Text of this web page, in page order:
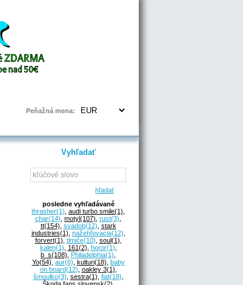
Peňažná mena:
Vyhľadať
hľadať
posledne vyhľadávané
thrasher(1) audi turbo smile(1)
char(14) motyl(107) rust(3)
tt(154) svadob(12) stark
industries(1) nažehľovacia(12)
forvert(1) tlmiče(10) soul(1)
kalen(1) 161(2) horor(1)
b_s(108) Philadelphia(1)
Yo(54) aur(6) kulturi(18) baby
on board(12) oakley 3(1)
šmoulko(3) sestra(1) fiat(18)